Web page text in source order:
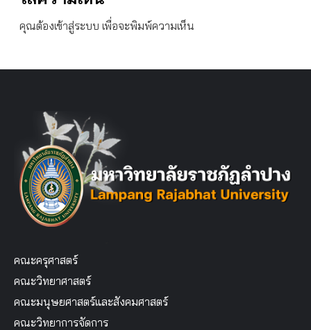
คุณต้องเข้าสู่ระบบ เพื่อจะพิมพ์ความเห็น
คณะครุศาสตร์
คณะวิทยาศาสตร์
คณะมนุษยศาสตร์และสังคมศาสตร์
คณะวิทยาการจัดการ